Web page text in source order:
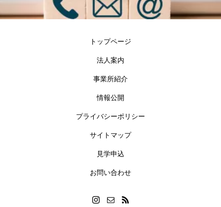
トップページ
法人案内
事業所紹介
情報公開
プライバシーポリシー
サイトマップ
見学申込
お問い合わせ